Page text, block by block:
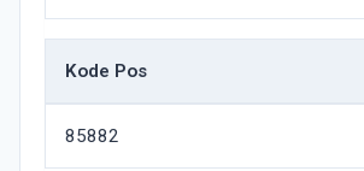
Kode Pos
85882